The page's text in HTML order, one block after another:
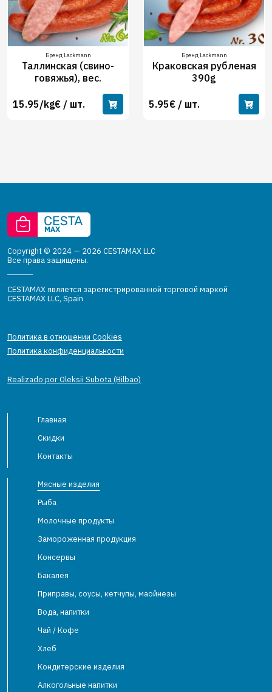
Бренд Lackmann
Таллинская (свино-
говяжья), вес.
15.95/kg€ / шт.
Бренд Lackmann
Краковская рубленая
390g
5.95€ / шт.
Copyright © 2024 — 2026 CESTAMAX LLC
Все права защищены.
CESTAMAX является зарегистрированной торговой маркой
CESTAMAX LLC, Spain
Политика в отношении Cookies
Политика конфиденциальности
Realizado por Oleksii Subota (Bilbao)
Главная
Скидки
Контакты
Мясные изделия
Рыба
Молочные продукты
Замороженная продукция
Консервы
Бакалея
Приправы, соусы, кетчупы, маойнезы
Вода, напитки
Чай / Кофе
Хлеб
Кондитерские изделия
Алкогольные напитки